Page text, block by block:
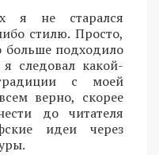
я не старался
стилю. Просто,
больше подходило
я следовал какой-
с моей
верно, скорее
до читателя
идеи через